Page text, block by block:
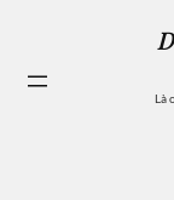
contenu
Là